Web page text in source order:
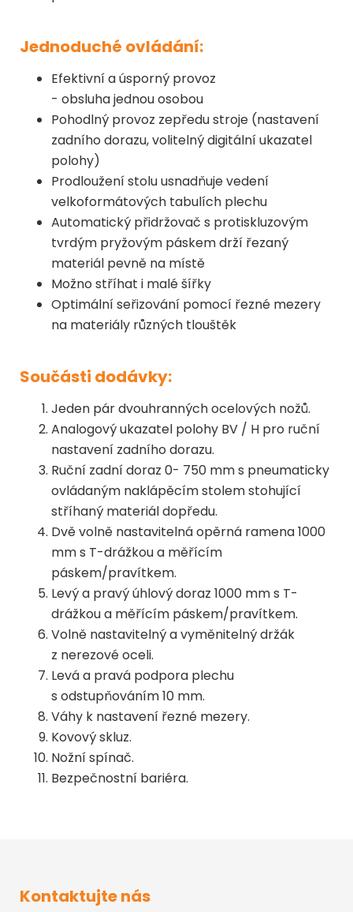
Jednoduché ovládání:
Efektivní a úsporný provoz
- obsluha jednou osobou
Pohodlný provoz zepředu stroje (nastavení
zadního dorazu, volitelný digitální ukazatel
polohy)
Prodloužení stolu usnadňuje vedení
velkoformátových tabulích plechu
Automatický přidržovač s protiskluzovým
tvrdým pryžovým páskem drží řezaný
materiál pevně na místě
Možno stříhat i malé šířky
Optimální seřizování pomocí řezné mezery
na materiály různých tlouštěk
Součásti dodávky:
Jeden pár dvouhranných ocelových nožů.
Analogový ukazatel polohy BV / H pro ruční
nastavení zadního dorazu.
Ruční zadní doraz 0- 750 mm s pneumaticky
ovládaným naklápěcím stolem stohující
stříhaný materiál dopředu.
Dvě volně nastavitelná opěrná ramena 1000
mm s T-drážkou a měřícím
páskem/pravítkem.
Levý a pravý úhlový doraz 1000 mm s T-
drážkou a měřícím páskem/pravítkem.
Volně nastavitelný a vyměnitelný držák
z nerezové oceli.
Levá a pravá podpora plechu
s odstupňováním 10 mm.
Váhy k nastavení řezné mezery.
Kovový skluz.
Nožní spínač.
Bezpečnostní bariéra.
Kontaktujte nás